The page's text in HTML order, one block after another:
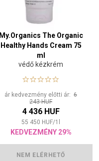
My.Organics The Organic
Healthy Hands Cream 75
ml
védő kézkrém
ár kedvezmény előtti ár: 6
243 HUF
4 436 HUF
55 450 HUF/1
KEDVEZMÉNY 29%
NEM ELÉRHETŐ